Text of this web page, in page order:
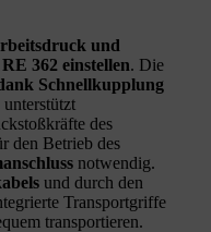
und
362 einstellen. Die
Schnellkupplung
unterstützt
des
den Betrieb des
notwendig.
und durch den
Transportgriffe
transportieren.